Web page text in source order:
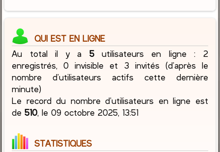
QUI EST EN LIGNE
Au total il y a 5utilisateurs en ligne : 2
enregistrés, 0 invisible et 3 invités (d’après le
nombre d’utilisateurs actifs cette dernière
minute)
Le record du nombre d’utilisateurs en ligne est
de510, le 09 octobre 2025, 13:51
STATISTIQUES